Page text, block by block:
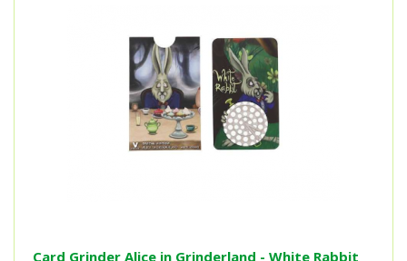
Card Grinder Alice in Grinderland - White Rabbit